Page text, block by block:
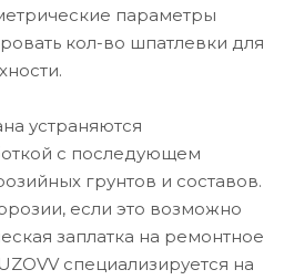
параметры
кол-во шпатлевки для
устраняются
с последующем
грунтов и составов.
если это возможно
заплатка на ремонтное
специализируется на